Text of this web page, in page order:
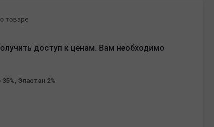
товаре
доступ к ценам. Вам необходимо
Эластан 2%